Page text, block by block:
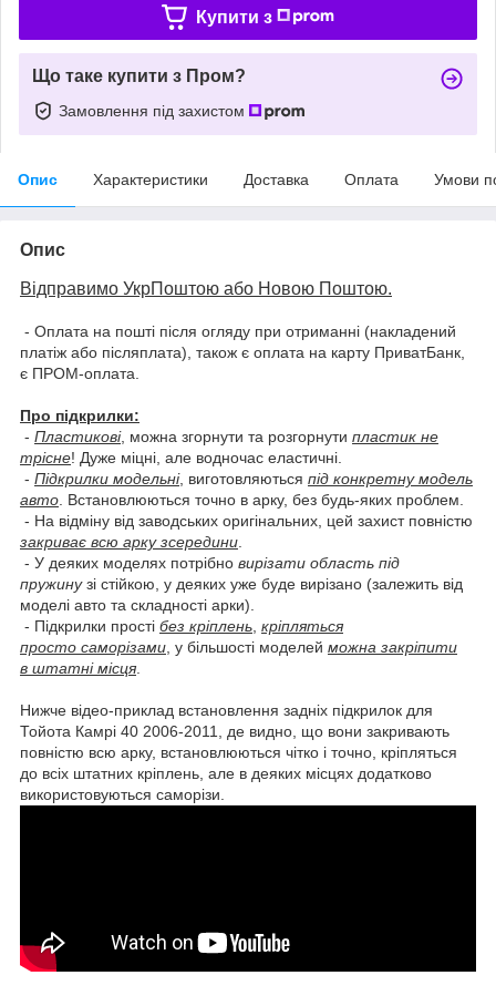
Купити з
Що таке купити з Пром?
Замовлення під захистом
Опис Характеристики Доставка Оплата Умови
Опис
Відправимо УкрПоштою або Новою Поштою.
- Оплата на пошті після огляду при отриманні (накладений
платіж або післяплата), також є оплата на карту ПриватБанк,
є ПРОМ-оплата.
Про підкрилки:
- Пластикові, можна згорнути та розгорнути пластик не
трісне! Дуже міцні, але водночас еластичні.
- Підкрилки модельні, виготовляються під конкретну модель
авто . Встановлюються точно в арку, без будь-яких проблем.
- На відміну від заводських оригінальних, цей захист повністю
закриває всю арку зсередини
- У деяких моделях потрібно вирізати область під
пружинузі стійкою, у деяких уже буде вирізано (залежить від
моделі авто та складності арки).
- Підкрилки прості без кріплень кріпляться
просто саморізами , у більшості моделей можна закріпити
в штатні місця
Нижче відео-приклад встановлення задніх підкрилок для
Тойота Камрі 40 2006-2011, де видно, що вони закривають
повністю всю арку, встановлюються чітко і точно, кріпляться
до всіх штатних кріплень, але в деяких місцях додатково
використовуються саморізи.